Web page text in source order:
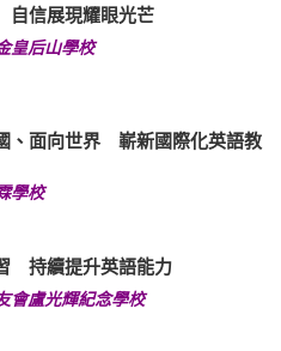
信展現耀眼光芒
皇后山學校
、面向世界 嶄新國際化英語教
學校
持續提升英語能力
會盧光輝紀念學校